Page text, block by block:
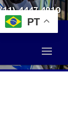
4447 4910
PT